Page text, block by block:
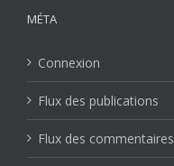
MÉTA
Connexion
Flux des publications
Flux des commentaires